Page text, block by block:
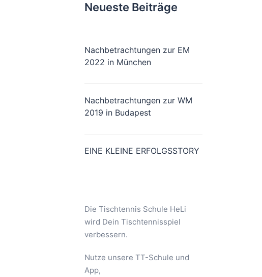
Neueste Beiträge
Nachbetrachtungen zur EM
2022 in München
Nachbetrachtungen zur WM
2019 in Budapest
EINE KLEINE ERFOLGSSTORY
Die Tischtennis Schule HeLi
wird Dein Tischtennisspiel
verbessern.
Nutze unsere TT-Schule und
App,